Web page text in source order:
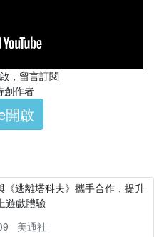
，留言訂閱
創作者
開啟
《逃離塔科夫》攜手合作，提升
遊戲體驗
美通社